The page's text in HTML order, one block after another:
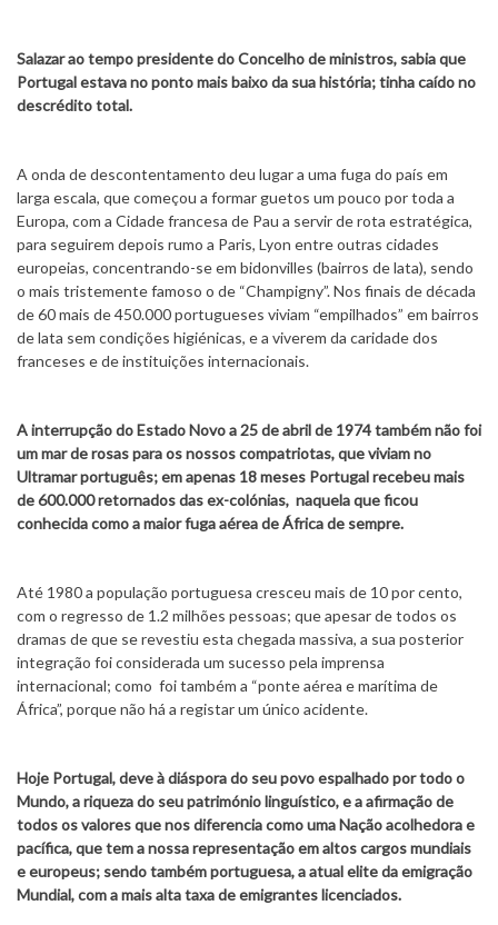
Salazar ao tempo presidente do Concelho de ministros, sabia que
Portugal estava no ponto mais baixo da sua história; tinha caído no
descrédito total.
A onda de descontentamento deu lugar a uma fuga do país em
larga escala, que começou a formar guetos um pouco por toda a
Europa, com a Cidade francesa de Pau a servir de rota estratégica,
para seguirem depois rumo a Paris, Lyon entre outras cidades
europeias, concentrando-se em bidonvilles (bairros de lata), sendo
o mais tristemente famoso o de “Champigny”. Nos finais de década
de 60 mais de 450.000 portugueses viviam “empilhados” em bairros
de lata sem condições higiénicas, e a viverem da caridade dos
franceses e de instituições internacionais.
A interrupção do Estado Novo a 25 de abril de 1974 também não foi
um mar de rosas para os nossos compatriotas, que viviam no
Ultramar português; em apenas 18 meses Portugal recebeu mais
de 600.000 retornados das ex-colónias, naquela que ficou
conhecida como a maior fuga aérea de África de sempre.
Até 1980 a população portuguesa cresceu mais de 10 por cento,
com o regresso de 1.2 milhões pessoas; que apesar de todos os
dramas de que se revestiu esta chegada massiva, a sua posterior
integração foi considerada um sucesso pela imprensa
internacional; como foi também a “ponte aérea e marítima de
África”, porque não há a registar um único acidente.
Hoje Portugal, deve à diáspora do seu povo espalhado por todo o
Mundo, a riqueza do seu património linguístico, e a afirmação de
todos os valores que nos diferencia como uma Nação acolhedora e
pacífica, que tem a nossa representação em altos cargos mundiais
e europeus; sendo também portuguesa, a atual elite da emigração
Mundial, com a mais alta taxa de emigrantes licenciados.